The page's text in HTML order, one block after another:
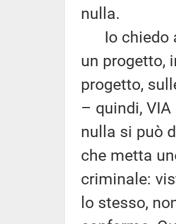
nulla.
Io chiedo
un progetto,
progetto,
– quindi,
nulla si può
che metta
criminale:
lo stesso,